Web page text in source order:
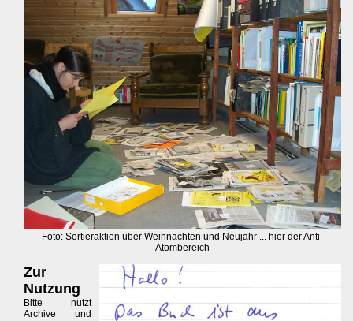
Foto: Sortieraktion über Weihnachten und Neujahr ... hier der Anti-
Atombereich
Zur
Nutzung
Bitte nutzt
Archive und